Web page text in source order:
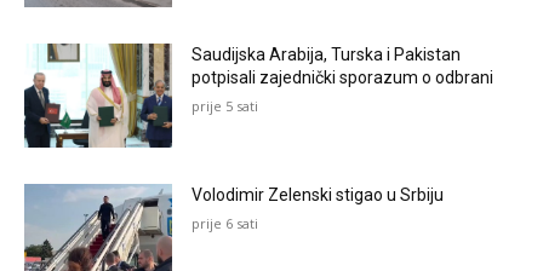
Saudijska Arabija, Turska i Pakistan
potpisali zajednički sporazum o odbrani
prije 5 sati
Volodimir Zelenski stigao u Srbiju
prije 6 sati